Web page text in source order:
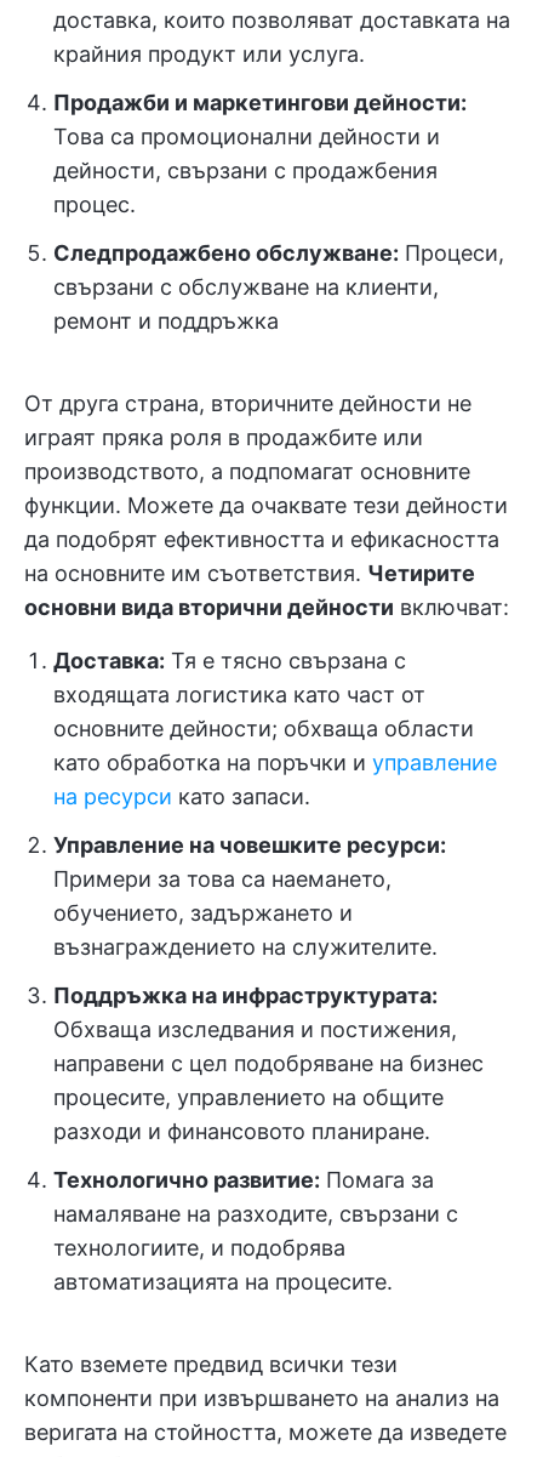
доставка, които позволяват доставката на
крайния продукт или услуга.
Продажби и маркетингови дейности:
Това са промоционални дейности и
дейности, свързани с продажбения
процес.
Следпродажбено обслужване: Процеси,
свързани с обслужване на клиенти,
ремонт и поддръжка
От друга страна, вторичните дейности не
играят пряка роля в продажбите или
производството, а подпомагат основните
функции. Можете да очаквате тези дейности
да подобрят ефективността и ефикасността
на основните им съответствия. Четирите
основни вида вторични дейности включват:
Доставка: Тя е тясно свързана с
входящата логистика като част от
основните дейности; обхваща области
като обработка на поръчки и управление
на ресурси като запаси.
Управление на човешките ресурси:
Примери за това са наемането,
обучението, задържането и
възнаграждението на служителите.
Поддръжка на инфраструктурата:
Обхваща изследвания и постижения,
направени с цел подобряване на бизнес
процесите, управлението на общите
разходи и финансовото планиране.
Технологично развитие: Помага за
намаляване на разходите, свързани с
технологиите, и подобрява
автоматизацията на процесите.
Като вземете предвид всички тези
компоненти при извършването на анализ на
веригата на стойността, можете да изведете